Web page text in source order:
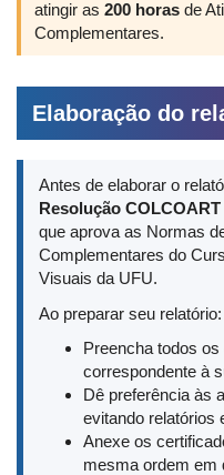
atingir as 200 horas de
Complementares.
Elaboração do
Antes de elaborar o
Resolução COLCOART
que aprova as Normas
Complementares do
Visuais da UFU.
Ao preparar seu relatório:
Preencha todos
correspondente à
Dê preferência às
evitando relatórios
Anexe os
mesma ordem em